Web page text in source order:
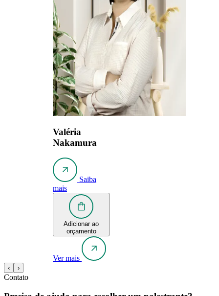
Valéria
Nakamura
Saiba
mais
Adicionar ao
orçamento
Ver mais
‹ ›
Contato